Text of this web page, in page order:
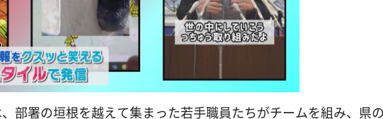
部署の垣根を越えて集まった若手職員たちがチームを組み、県